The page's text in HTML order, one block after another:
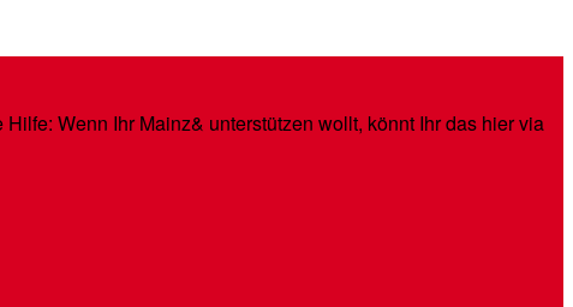
Wenn Ihr Mainz& unterstützen wollt, könnt Ihr das hier via